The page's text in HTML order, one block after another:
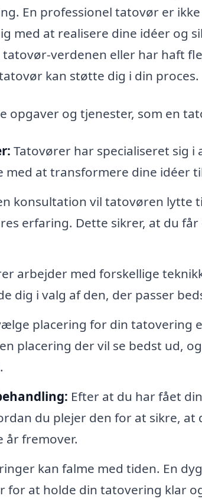
En professionel tatovør er
med at realisere dine idéer og
tatovør-verdenen eller har haft
kan støtte dig i din proces.
opgaver og tjenester, som en
Tatovører har specialiseret sig i
med at transformere dine idéer
konsultation vil tatovøren lytte
erfaring. Dette sikrer, at du
arbejder med forskellige
dig i valg af den, der passer
placering for din tatovering
placering der vil se bedst ud,
Efter at du har fået
du plejer den for at sikre,
år fremover.
kan falme med tiden. En
for at holde din tatovering klar